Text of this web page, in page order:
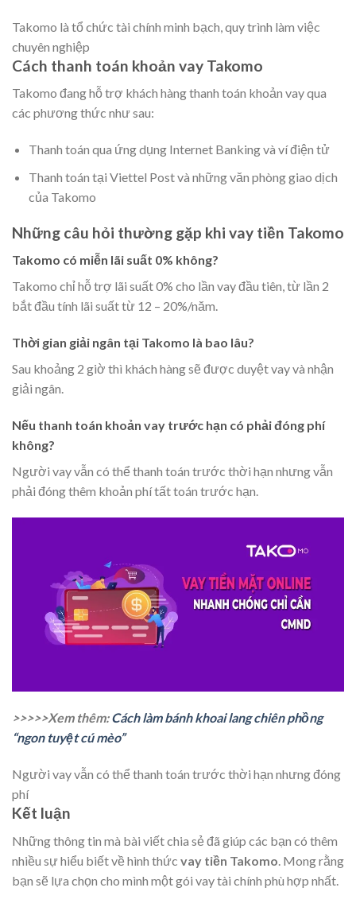
Takomo là tổ chức tài chính minh bạch, quy trình làm việc
chuyên nghiệp
Cách thanh toán khoản vay Takomo
Takomo đang hỗ trợ khách hàng thanh toán khoản vay qua
các phương thức như sau:
Thanh toán qua ứng dụng Internet Banking và ví điện tử
Thanh toán tại Viettel Post và những văn phòng giao dịch
của Takomo
Những câu hỏi thường gặp khi vay tiền Takomo
Takomo có miễn lãi suất 0% không?
Takomo chỉ hỗ trợ lãi suất 0% cho lần vay đầu tiên, từ lần 2
bắt đầu tính lãi suất từ 12 – 20%/năm.
Thời gian giải ngân tại Takomo là bao lâu?
Sau khoảng 2 giờ thì khách hàng sẽ được duyệt vay và nhận
giải ngân.
Nếu thanh toán khoản vay trước hạn có phải đóng phí
không?
Người vay vẫn có thể thanh toán trước thời hạn nhưng vẫn
phải đóng thêm khoản phí tất toán trước hạn.
>>>>>Xem thêm:Cách làm bánh khoai lang chiên phồng
“ngon tuyệt cú mèo”
Người vay vẫn có thể thanh toán trước thời hạn nhưng đóng
phí
Kết luận
Những thông tin mà bài viết chia sẻ đã giúp các bạn có thêm
nhiều sự hiểu biết về hình thức vay tiền Takomo . Mong rằng
bạn sẽ lựa chọn cho mình một gói vay tài chính phù hợp nhất.